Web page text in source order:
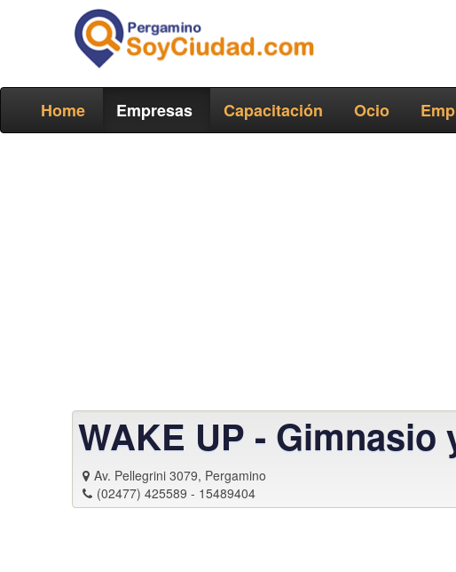
Home Empresas Capacitación Ocio
WAKE UP -
Av. Pellegrini 3079, Pergamino
(02477) 425589 - 15489404